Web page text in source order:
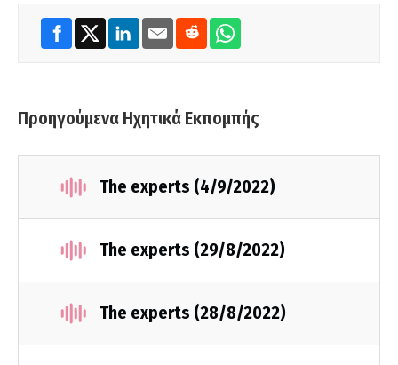
Προηγούμενα Ηχητικά Εκπομπής
The experts (4/9/2022)
The experts (29/8/2022)
The experts (28/8/2022)